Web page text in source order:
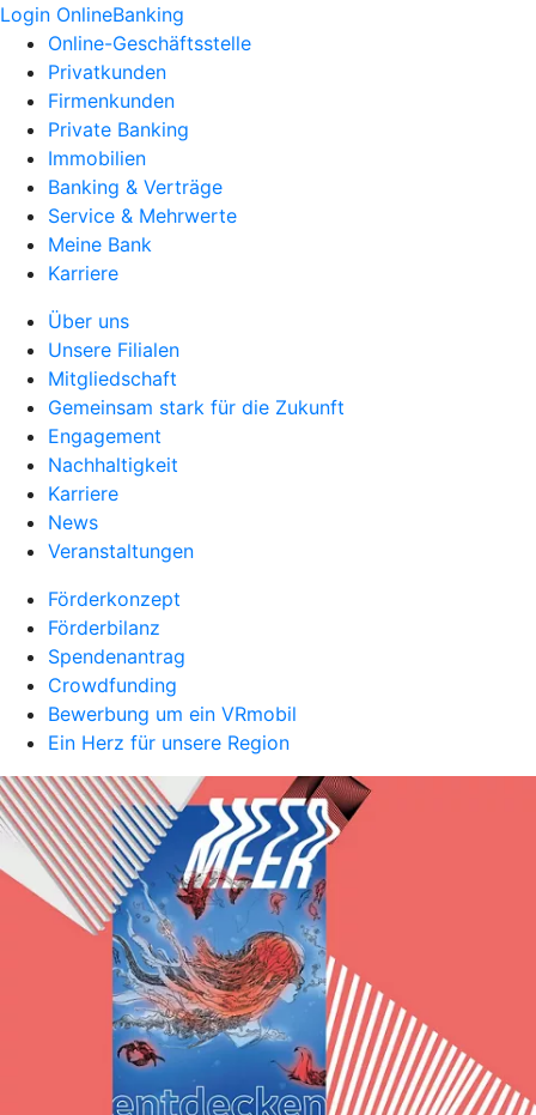
Login OnlineBanking
Online-Geschäftsstelle
Privatkunden
Firmenkunden
Private Banking
Immobilien
Banking & Verträge
Service & Mehrwerte
Meine Bank
Karriere
Über uns
Unsere Filialen
Mitgliedschaft
Gemeinsam stark für die Zukunft
Engagement
Nachhaltigkeit
Karriere
News
Veranstaltungen
Förderkonzept
Förderbilanz
Spendenantrag
Crowdfunding
Bewerbung um ein VRmobil
Ein Herz für unsere Region